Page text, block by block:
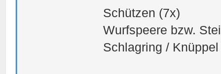
Schützen (7x)
Wurfspeere bzw.
Schlagring /